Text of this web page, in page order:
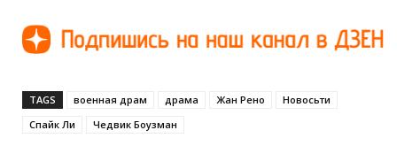
TAGS военная драм драма Жан Рено
Новосьти
Спайк Ли
Чедвик Боузман